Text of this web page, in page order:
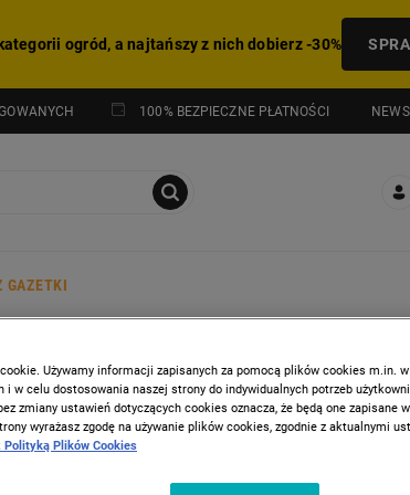
ogród, a najtańszy z nich dobierz -30%
100% BEZPIECZNE PŁATNOŚCI
GAZETKI
i opalarki Akumulatorowa wyrzynarka TE-JS 18 Li-
wyrzynarka
Używamy informacji zapisanych za pomocą plików cookies m.in.
w celu dostosowania naszej strony do indywidualnych potrzeb
zmiany ustawień dotyczących cookies oznacza, że będą one zapisane
wyrażasz zgodę na używanie plików cookies, zgodnie z aktualnymi
Polityką Plików Cookies